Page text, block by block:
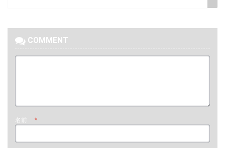
COMMENT
名前 *